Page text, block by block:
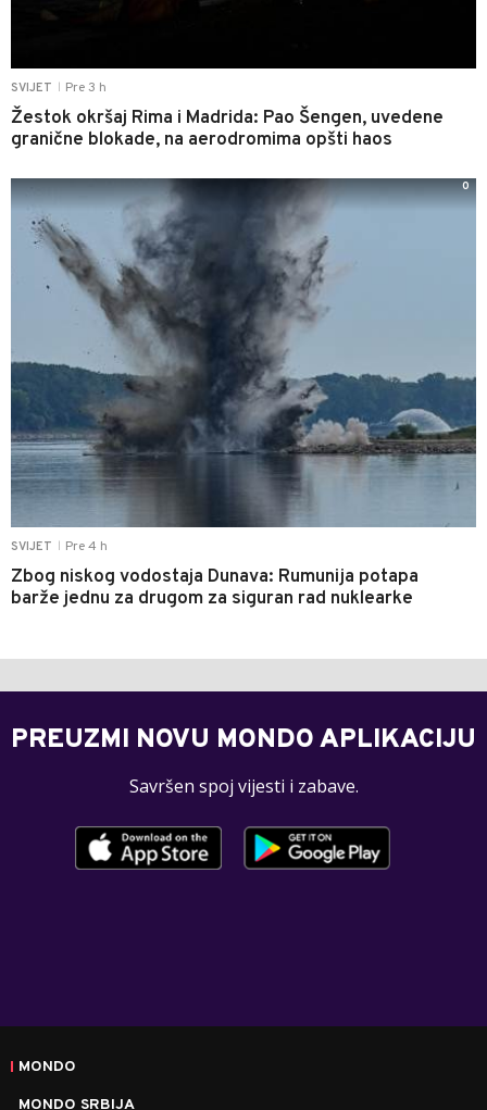
SVIJET Pre 3 h
Žestok okršaj Rima i Madrida: Pao Šengen, uvedene
granične blokade, na aerodromima opšti haos
SVIJET Pre 4 h
Zbog niskog vodostaja Dunava: Rumunija potapa
barže jednu za drugom za siguran rad nuklearke
0
PREUZMI NOVU MONDO APLIKACIJU
Savršen spoj vijesti i zabave.
MONDO
MONDO SRBIJA